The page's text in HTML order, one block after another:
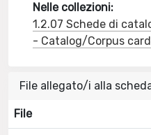
Nelle collezioni:
1.2.07 Schede di
- Catalog/Corpus
File allegato/i alla
File